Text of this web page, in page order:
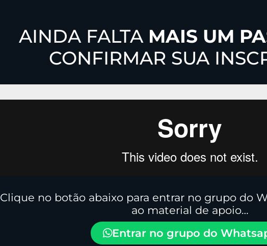
AINDA FALTA MAIS UM
CONFIRMAR SUA
Clique no botão abaixo para entrar no grupo do
ao material de apoio…
Entrar no grupo do